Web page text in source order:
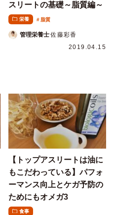
スリートの基礎～脂質編～
栄養 脂質
管理栄養士佐藤彩香
2019.04.15
【トップアスリートは油に
もこだわっている】パフォ
ーマンス向上とケガ予防の
ためにもオメガ3
食事